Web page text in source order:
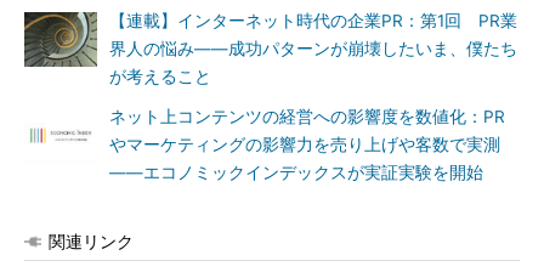
【連載】インターネット時代の企業PR：第1回 PR業
界人の悩み――成功パターンが崩壊したいま、僕たち
が考えること
ネット上コンテンツの経営への影響度を数値化：PR
やマーケティングの影響力を売り上げや客数で実測
――エコノミックインデックスが実証実験を開始
関連リンク